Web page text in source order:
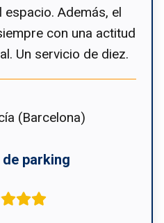
Además, el
con una actitud
Un servicio de diez.
(Barcelona)
parking